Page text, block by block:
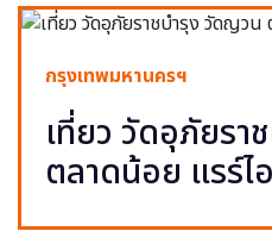
กรุงเทพมหานครฯ
เที่ยว วัดอุภัยร
ตลาดน้อย แรร์ไ